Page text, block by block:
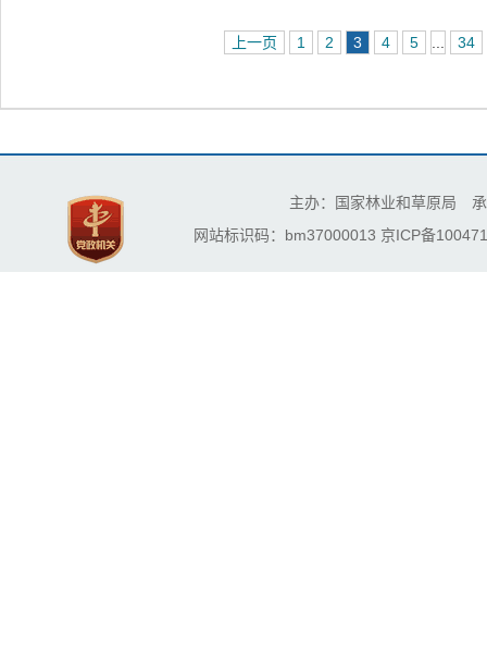
上一页 1 2 3 4 5 34
主办：国家林业和草原局
网站标识码：bm37000013 京ICP备